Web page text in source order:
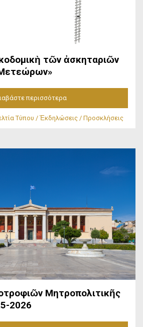
τῶν ἀσκηταριῶν
περισσότερα
Τύπου / Ἐκδηλώσεις / Προσκλήσεις
Μητροπολιτικῆς
2026